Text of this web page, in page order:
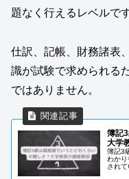
題なく行えるレベルです
仕訳、記帳、財務諸表
識が試験で求められる
ではありません。
簿記
大学
簿記3
わか
され